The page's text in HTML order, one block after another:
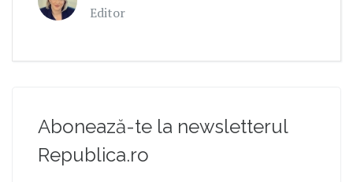
Editor
Abonează-te la newsletterul
Republica.ro